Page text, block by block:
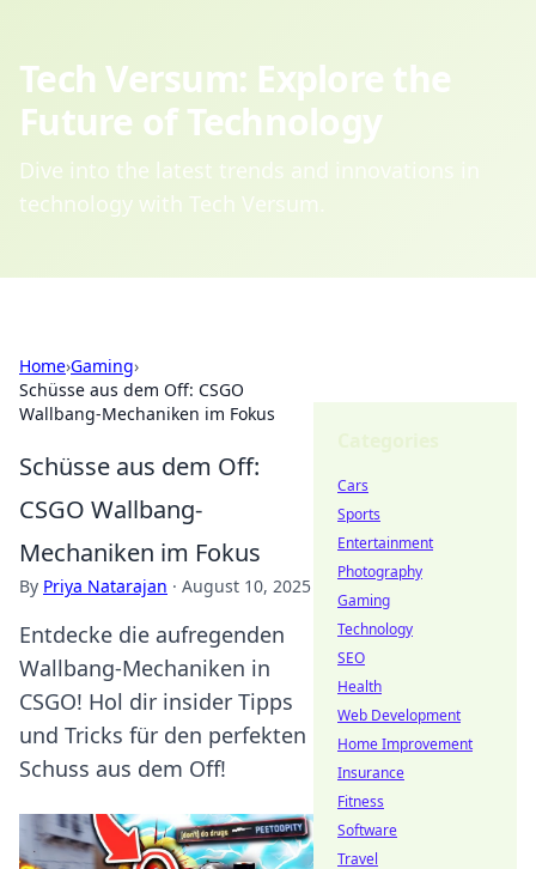
Tech Versum: Explore the
Future of Technology
Dive into the latest trends and innovations in
technology with Tech Versum.
Home›Gaming›
Schüsse aus dem Off: CSGO
Wallbang-Mechaniken im Fokus
Schüsse aus dem Off:
CSGO Wallbang-
Mechaniken im Fokus
By Priya Natarajan · August 10, 2025
Entdecke die aufregenden
Wallbang-Mechaniken in
CSGO! Hol dir insider Tipps
und Tricks für den perfekten
Schuss aus dem Off!
Cars
Sports
Entertainment
Photography
Gaming
Technology
SEO
Health
Web Development
Home Improvement
Insurance
Fitness
Software
Travel